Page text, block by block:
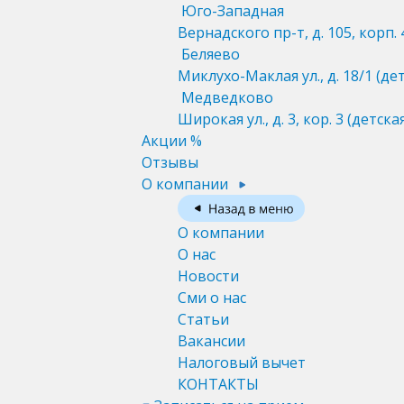
Юго-Западная
Вернадского пр-т, д. 105, корп.
Беляево
Миклухо-Маклая ул., д. 18/1
Медведково
Широкая ул., д. 3, кор. 3
Акции %
Отзывы
О компании
О компании
О нас
Новости
Сми о нас
Статьи
Вакансии
Налоговый вычет
КОНТАКТЫ